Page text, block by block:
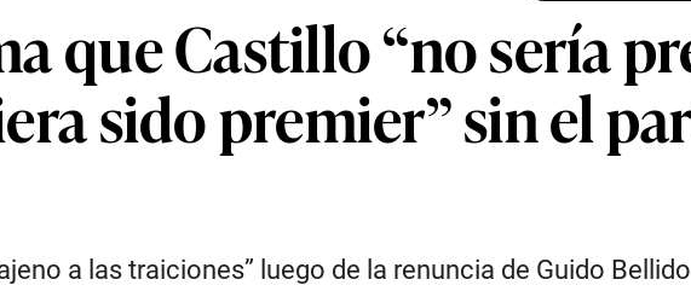
que Castillo “no sería
sido premier” sin el
a las traiciones” luego de la renuncia de Guido